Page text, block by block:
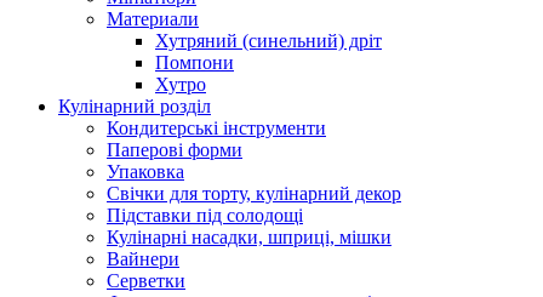
Материали
Хутряний (синельний) дріт
Помпони
Хутро
Кулінарний розділ
Кондитерські інструменти
Паперові форми
Упаковка
Свічки для торту, кулінарний декор
Підставки під солодощі
Кулінарні насадки, шприці, мішки
Вайнери
Серветки